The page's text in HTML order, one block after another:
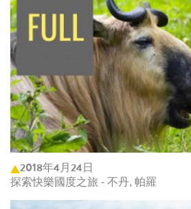
2018年4月24日
探索快樂國度之旅 - 不丹, 帕羅